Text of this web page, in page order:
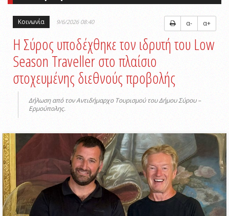
Κοινωνία 9/6/2026 08:40 α- α+
Η Σύρος υποδέχθηκε τον ιδρυτή του Low
Season Traveller στο πλαίσιο
στοχευμένης διεθνούς προβολής
Δήλωση από τον Αντιδήμαρχο Τουρισμού του Δήμου Σύρου –
Ερμούπολης.